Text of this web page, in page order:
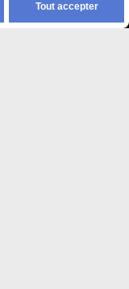
Tout accepter